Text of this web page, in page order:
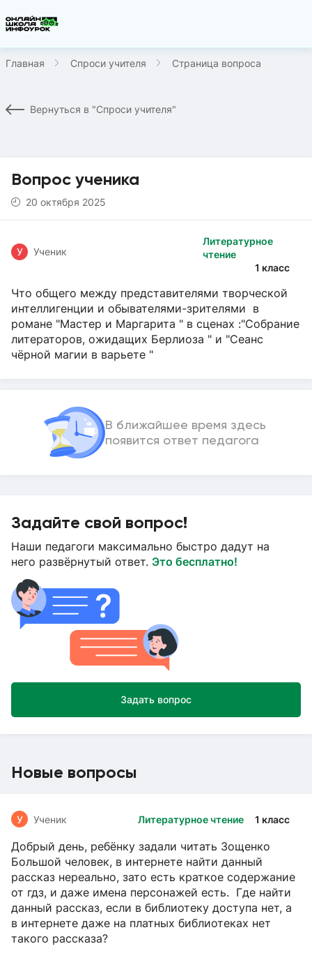
Главная Спроси учителя Страница вопроса
Вернуться в "Спроси учителя"
Вопрос ученика
20 октября 2025
Литературное
чтение
1 класс
У Ученик
Что общего между представителями творческой
интеллигенции и обывателями-зрителями в
романе "Мастер и Маргарита " в сценах :"Собрание
литераторов, ожидащих Берлиоза " и "Сеанс
чёрной магии в варьете "
В ближайшее время здесь
появится ответ педагога
Задайте свой вопрос!
Наши педагоги максимально быстро дадут на
него развёрнутый ответ. Это бесплатно!
Задать вопрос
Новые вопросы
Литературное чтение 1 класс
У Ученик
Добрый день, ребёнку задали читать Зощенко
Большой человек, в интернете найти данный
рассказ нереально, зато есть краткое содержание
от гдз, и даже имена персонажей есть. Где найти
данный рассказ, если в библиотеку доступа нет, а
в интернете даже на платных библиотеках нет
такого рассказа?